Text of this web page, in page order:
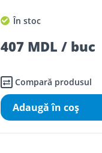
În stoc
407 MDL / buc
Compară produsul
Adaugă în coş